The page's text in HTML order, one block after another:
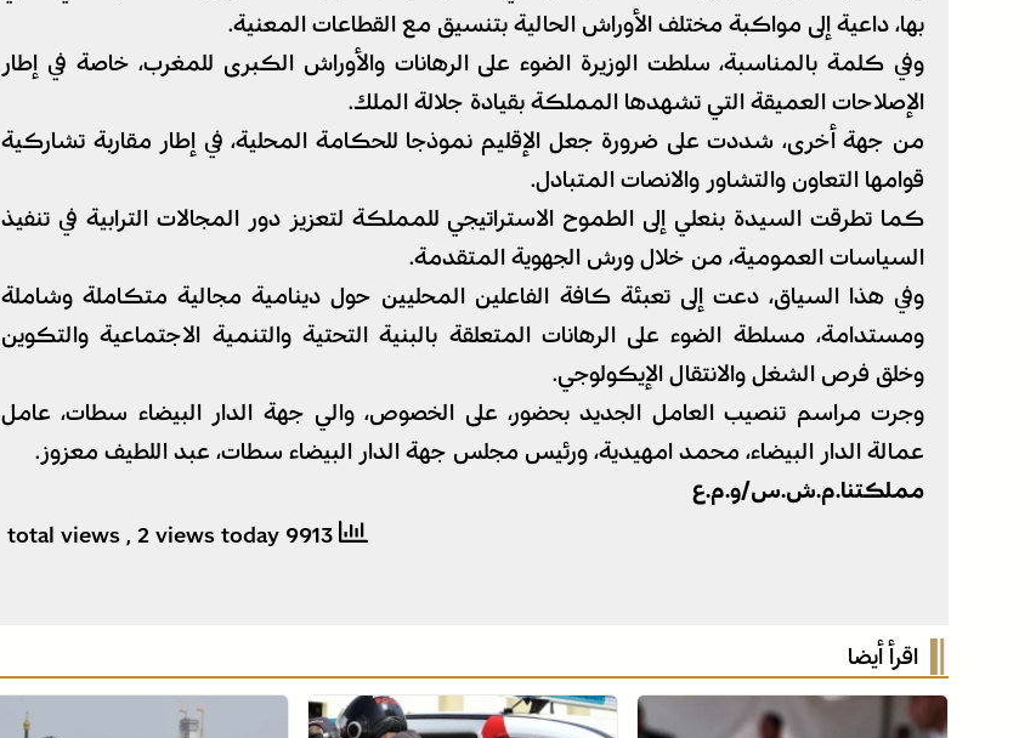
بها، داعية إلى مواكبة مختلف الأوراش الحالية بتنسيق مع القطاعات المعنية.
وفي كلمة بالمناسبة، سلطت الوزيرة الضوء على الرهانات والأوراش الكبرى للمغرب، خاصة في إطار
الإصلاحات العميقة التي تشهدها المملكة بقيادة جلالة الملك.
من جهة أخرى، شددت على ضرورة جعل الإقليم نموذجا للحكامة المحلية، في إطار مقاربة تشاركية
قوامها التعاون والتشاور والانصات المتبادل.
كما تطرقت السيدة بنعلي إلى الطموح الاستراتيجي للمملكة لتعزيز دور المجالات الترابية في تنفيذ
السياسات العمومية، من خلال ورش الجهوية المتقدمة.
وفي هذا السياق، دعت إلى تعبئة كافة الفاعلين المحليين حول دينامية مجالية متكاملة وشاملة
ومستدامة، مسلطة الضوء على الرهانات المتعلقة بالبنية التحتية والتنمية الاجتماعية والتكوين
وخلق فرص الشغل والانتقال الإيكولوجي.
وجرت مراسم تنصيب العامل الجديد بحضور، على الخصوص، والي جهة الدار البيضاء سطات، عامل
عمالة الدار البيضاء، محمد امهيدية، ورئيس مجلس جهة الدار البيضاء سطات، عبد اللطيف معزوز.
مملكتنا.م.ش.س/و.م.ع
, 2 views today
اقرأ أيضا